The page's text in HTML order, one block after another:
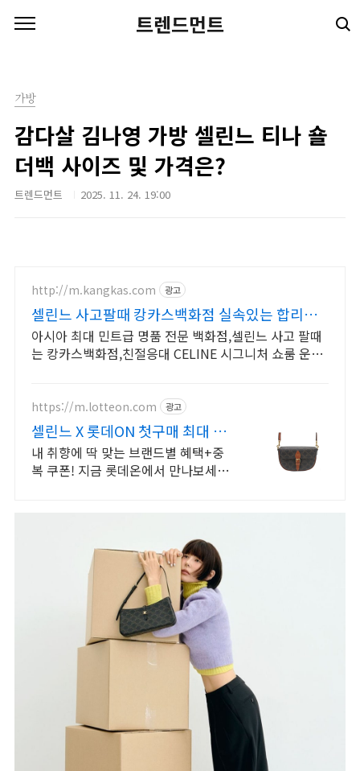
트렌드먼트
가방
감다살 김나영 가방 셀린느 티나 숄
더백 사이즈 및 가격은?
트렌드먼트 2025. 11. 24. 19:00
http://m.kangkas.com 광고
셀린느 사고팔때 캉카스백화점 실속있는 합리적
쇼핑을 하다
아시아 최대 민트급 명품 전문 백화점,셀린느 사고 팔때
는 캉카스백화점,친절응대 CELINE 시그니처 쇼룸 운영
https://m.lotteon.com 광고
셀린느 X 롯데ON 첫구매 최대 5
천원 혜택!
내 취향에 딱 맞는 브랜드별 혜택+중
복 쿠폰! 지금 롯데온에서 만나보세